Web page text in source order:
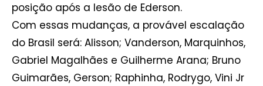
posição após a lesão de Ederson.
Com essas mudanças, a provável escalação
do Brasil será: Alisson; Vanderson, Marquinhos,
Gabriel Magalhães e Guilherme Arana; Bruno
Guimarães, Gerson; Raphinha, Rodrygo, Vini Jr